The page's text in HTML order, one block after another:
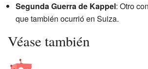
Segunda Guerra de Kappel: Otro
que también ocurrió en Suiza.
Véase también